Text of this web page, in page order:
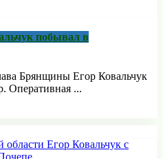
побывал в
Брянщины Егор Ковальчук
Оперативная ...